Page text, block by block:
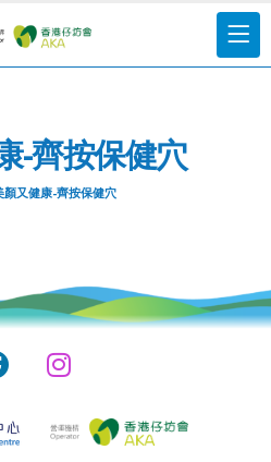
-齊按保健穴
顏又健康-齊按保健穴